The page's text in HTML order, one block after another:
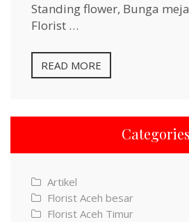
Standing flower, Bunga
Florist …
READ MORE
Categories
Artikel
Florist Aceh besar
Florist Aceh Timur